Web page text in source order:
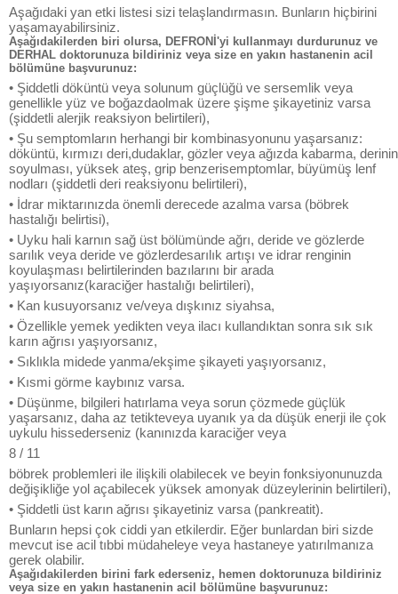
Aşağıdaki yan etki listesi sizi telaşlandırmasın. Bunların hiçbirini
yaşamayabilirsiniz.
Aşağıdakilerden biri olursa, DEFRONİ'yi kullanmayı durdurunuz ve
DERHAL doktorunuza bildiriniz veya size en yakın hastanenin acil
bölümüne başvurunuz:
• Şiddetli döküntü veya solunum güçlüğü ve sersemlik veya
genellikle yüz ve boğazdaolmak üzere şişme şikayetiniz varsa
(şiddetli alerjik reaksiyon belirtileri),
• Şu semptomların herhangi bir kombinasyonunu yaşarsanız:
döküntü, kırmızı deri,dudaklar, gözler veya ağızda kabarma, derinin
soyulması, yüksek ateş, grip benzerisemptomlar, büyümüş lenf
nodları (şiddetli deri reaksiyonu belirtileri),
• İdrar miktarınızda önemli derecede azalma varsa (böbrek
hastalığı belirtisi),
• Uyku hali karnın sağ üst bölümünde ağrı, deride ve gözlerde
sarılık veya deride ve gözlerdesarılık artışı ve idrar renginin
koyulaşması belirtilerinden bazılarını bir arada
yaşıyorsanız(karaciğer hastalığı belirtileri),
• Kan kusuyorsanız ve/veya dışkınız siyahsa,
• Özellikle yemek yedikten veya ilacı kullandıktan sonra sık sık
karın ağrısı yaşıyorsanız,
• Sıklıkla midede yanma/ekşime şikayeti yaşıyorsanız,
• Kısmi görme kaybınız varsa.
• Düşünme, bilgileri hatırlama veya sorun çözmede güçlük
yaşarsanız, daha az tetikteveya uyanık ya da düşük enerji ile çok
uykulu hissederseniz (kanınızda karaciğer veya
8 / 11
böbrek problemleri ile ilişkili olabilecek ve beyin fonksiyonunuzda
değişikliğe yol açabilecek yüksek amonyak düzeylerinin belirtileri),
• Şiddetli üst karın ağrısı şikayetiniz varsa (pankreatit).
Bunların hepsi çok ciddi yan etkilerdir. Eğer bunlardan biri sizde
mevcut ise acil tıbbi müdaheleye veya hastaneye yatırılmanıza
gerek olabilir.
Aşağıdakilerden birini fark ederseniz, hemen doktorunuza bildiriniz
veya size en yakın hastanenin acil bölümüne başvurunuz: